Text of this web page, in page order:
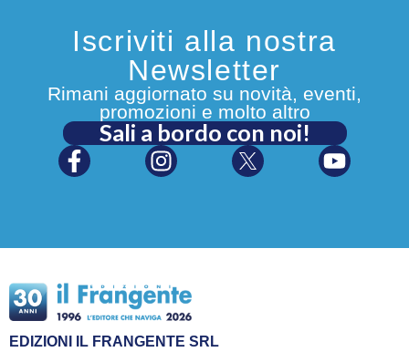
Iscriviti alla nostra
Newsletter
Rimani aggiornato su novità, eventi,
promozioni e molto altro
Sali a bordo con noi!
EDIZIONI IL FRANGENTE SRL